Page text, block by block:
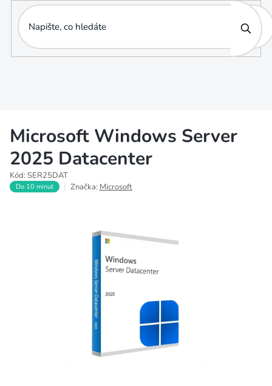
obsah
Microsoft Windows Server
2025 Datacenter
Kód: SER25DAT
Do 10 minut Značka: Microsoft